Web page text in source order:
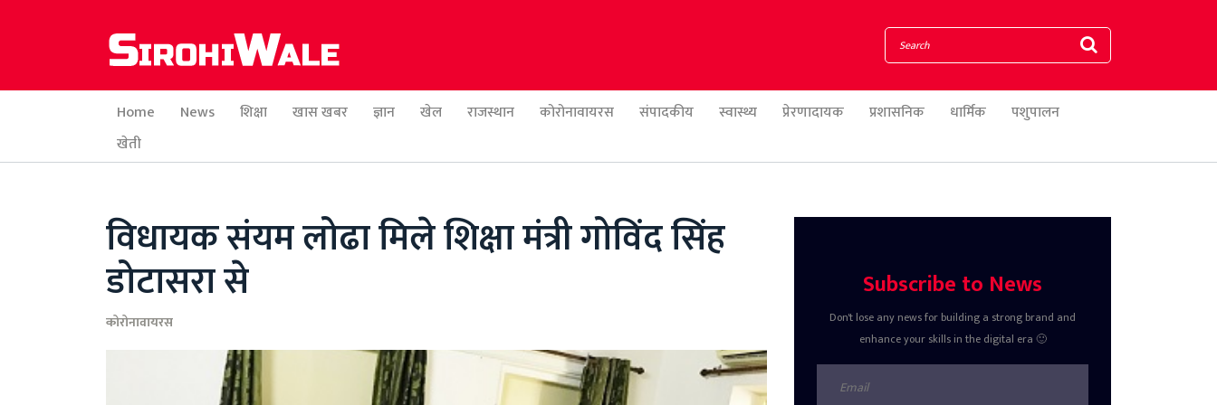
Home News शिक्षा खास खबर ज्ञान खेल राजस्थान कोरोनावायरस संपादकीय स्वास्थ्य प्रेरणादायक प्रशासनिक धार्मिक
पशुपालन
खेती
विधायक संयम लोढा मिले शिक्षा मंत्री गोविंद सिंह
डोटासरा से
कोरोनावायरस
Subscribe to News
Don't lose any news for building a strong brand and
enhance your skills in the digital era 🙂